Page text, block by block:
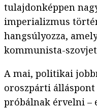
tulajdonképpen
imperializmus
hangsúlyozza,
kommunista-
A mai, politikai
oroszpárti
próbálnak érvelni –